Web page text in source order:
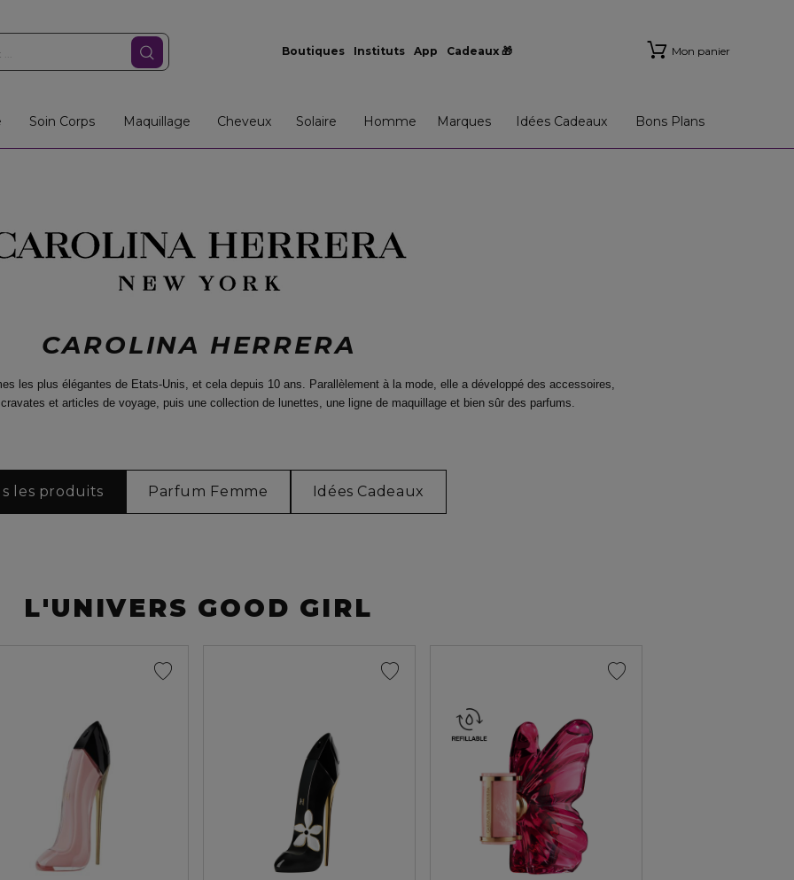
Boutiques Instituts App Cadeaux 🎁 Mon panier
Soin Corps Maquillage Cheveux Solaire Homme Marques Idées Cadeaux Bons Plans
CAROLINA HERRERA
les plus élégantes de Etats-Unis, et cela depuis 10 ans. Parallèlement à la mode, elle a développé des accessoires,
et articles de voyage, puis une collection de lunettes, une ligne de maquillage et bien sûr des parfums.
les produits Parfum Femme Idées Cadeaux
L'UNIVERS GOOD GIRL